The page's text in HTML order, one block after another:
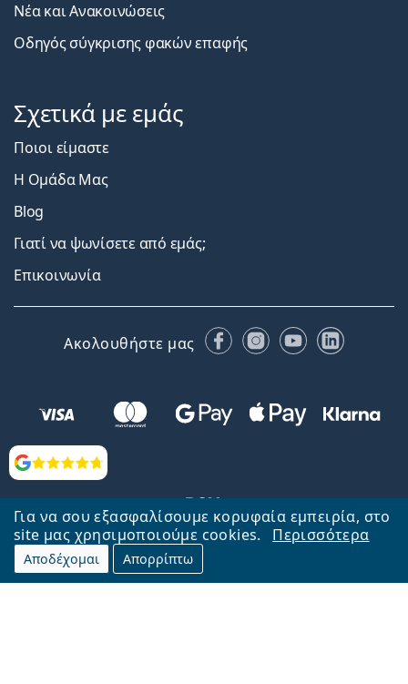
Για να σου εξασφαλίσουμε κορυφαία εμπειρία, στο
site μας χρησιμοποιούμε cookies.
Περισσότερα
Αποδέχομαι Απορρίπτω
Αξιολογήσεις
Νέα και Ανακοινώσεις
Οδηγός σύγκρισης φακών επαφής
Σχετικά με εμάς
Ποιοι είμαστε
Η Ομάδα Μας
Blog
Γιατί να ψωνίσετε από εμάς;
Επικοινωνία
Ακολουθήστε μας FacebookInstagram
YouTubeLinkedIn
Επιστροφή στην αρχική σελίδα